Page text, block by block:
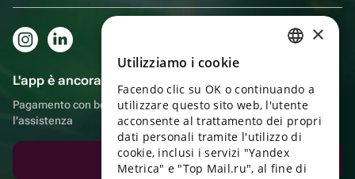
L'app è ancora più comoda!
Pagamento con bonus, autoconsegna, comoda chat con
l'assistenza
Scarica l'app
ENGLISH
UKRAINIAN
PORTUGUESE
SPANISH
×
Utilizziamo i cookie
Facendo clic su OK o continuando a
utilizzare questo sito web, l'utente
acconsente al trattamento dei propri
dati personali tramite l'utilizzo di
cookie, inclusi i servizi "Yandex
Metrica" e "Top Mail.ru", al fine di